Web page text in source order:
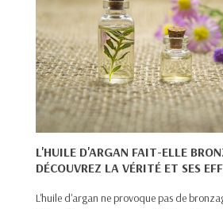
L'HUILE D'ARGAN FAIT-ELLE
DÉCOUVREZ LA VÉRITÉ ET SES
L'huile d'argan ne provoque pas de